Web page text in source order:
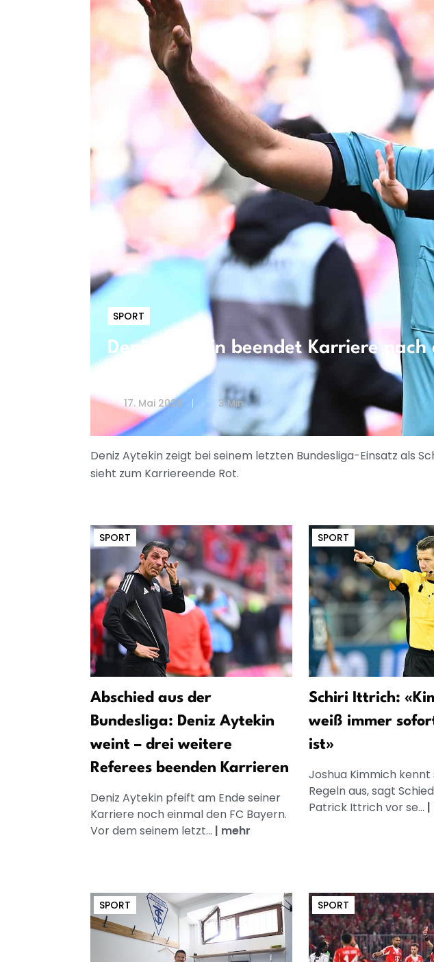
SPORT
Deniz Aytekin beendet Karriere
17. Mai 2026 3 Min
Deniz Aytekin zeigt bei seinem letzten Bundesliga-Einsatz als
sieht zum Karriereende Rot.
SPORT
Abschied aus der
Bundesliga: Deniz Aytekin
weint – drei weitere
Referees beenden Karrieren
Deniz Aytekin pfeift am Ende seiner
Karriere noch einmal den FC Bayern.
Vor dem seinem letzt... | mehr
SPORT
Schiri Ittrich:
weiß immer
ist»
Joshua Kimmich
Regeln aus, sagt
Patrick Ittrich vor se... |
SPORT SPORT